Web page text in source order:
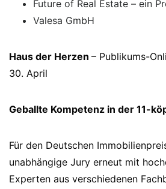
Future of Real Estate – ein
Valesa GmbH
Haus der Herzen – Publikums-
30. April
Geballte Kompetenz in der 11-
Für den Deutschen
unabhängige Jury erneut mit
Experten aus verschiedenen